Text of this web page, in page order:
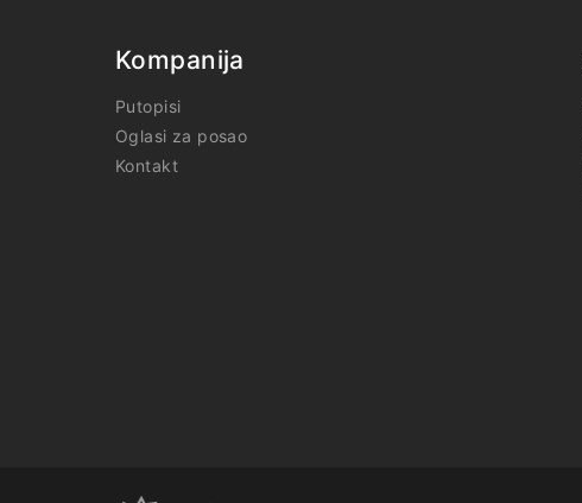
Kompanija
Putopisi
Oglasi za posao
Kontakt